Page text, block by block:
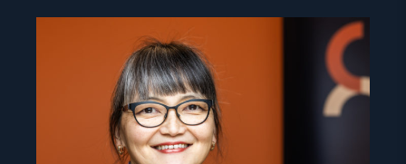
"Inna
Sangadzhieva"